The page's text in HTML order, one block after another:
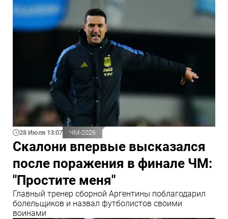
28 Июля 13:07 ЧМ-2026
Скалони впервые высказался
после поражения в финале ЧМ:
"Простите меня"
Главный тренер сборной Аргентины поблагодарил
болельщиков и назвал футболистов своими
воинами